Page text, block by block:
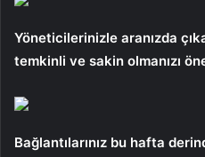
Yöneticilerinizle aranızda
temkinli ve sakin olmanızı
Bağlantılarınız bu hafta